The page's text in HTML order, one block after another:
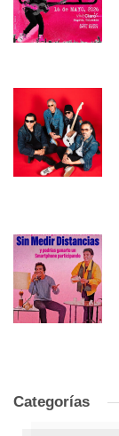
Categorías